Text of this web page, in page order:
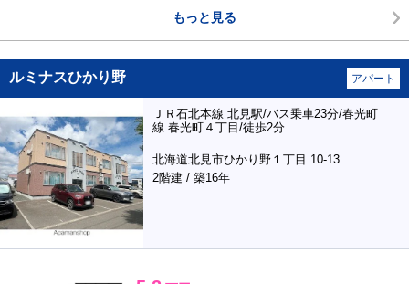
もっと見る
ルミナスひかり野 アパート
ＪＲ石北本線 北見駅/バス乗車23分/春光町
線 春光町４丁目/徒歩2分
北海道北見市ひかり野１丁目 10-13
2階建 / 築16年